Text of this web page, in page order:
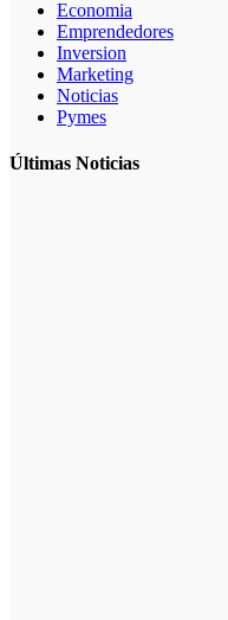
Economia
Emprendedores
Inversion
Marketing
Noticias
Pymes
Últimas Noticias